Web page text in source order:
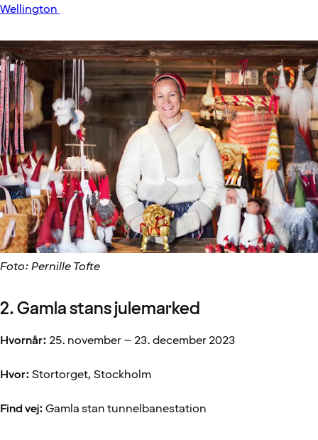
Wellington
Foto: Pernille Tofte
2. Gamla stans julemarked
Hvornår: 25. november – 23. december 2023
Hvor:Stortorget, Stockholm
Find vej:Gamla stan tunnelbanestation